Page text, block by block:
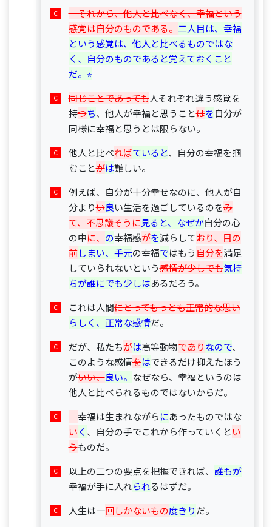
それから、他人と比べなく、幸福という
感覚は自分のものである。二人目は、幸福
という感覚は、他人と比べるものではな
く、自分のものであると覚えておくこと
だ。⭐︎
同じことであっても人それぞれ違う感覚を
持つち、他人が幸福と思うことはを自分が
同様に幸福と思うとは限らない。
他人と比べればていると、自分の幸福を掴
むことがは難しい。
例えば、自分が十分幸せなのに、他人が自
分よりい良い生活を過ごしているのをみ
て、不思議そうに見ると、なぜか自分の心
の中に、の幸福感がを減らしており、目の
前しまい、手元の幸福ではもう自分を満足
していられないという感情が少しでも気持
ちが誰にでも少しはあるだろう。
これは人間にとってもっとも正常的な思い
らしく、正常な感情だ。
だが、私たちがは高等動物でありなので、
このような感情をはできるだけ抑えたほう
がいい、良い。 なぜなら、幸福というのは
他人と比べられるものではないからだ。
幸福は生まれながらにあったものではな
いく 、自分の手でこれから作っていくとい
うものだ。
以上の二つの要点を把握できれば、 誰もが
幸福が手に入れられるはずだ。
人生は一回しかないもの度きりだ。